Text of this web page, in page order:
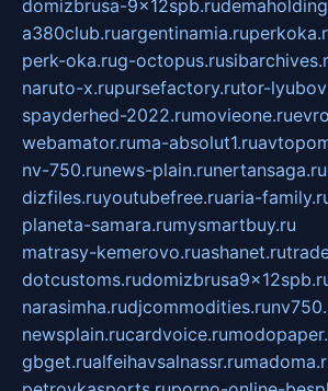
domizbrusa-9x12spb.ru
a380club.ruargentinamia.ru
perk-oka.rug-octopus.ru
naruto-x.rupursefactory.rutor-
spayderhed-2022.rumovieone.ru
webamator.ruma-absolut1.ru
nv-750.runews-plain.runertansaga.ru
dizfiles.ruyoutubefree.ruaria-
planeta-samara.rumysmartbuy.ru
matrasy-kemerovo.ruashanet.ru
dotcustoms.ru
narasimha.rudjcommodities.ru
newsplain.rucardvoice.ru
gbget.rualfeihavsalnassr.ru